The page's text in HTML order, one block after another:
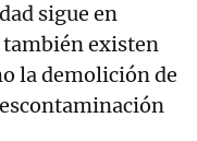
sigue en
existen
la demolición de